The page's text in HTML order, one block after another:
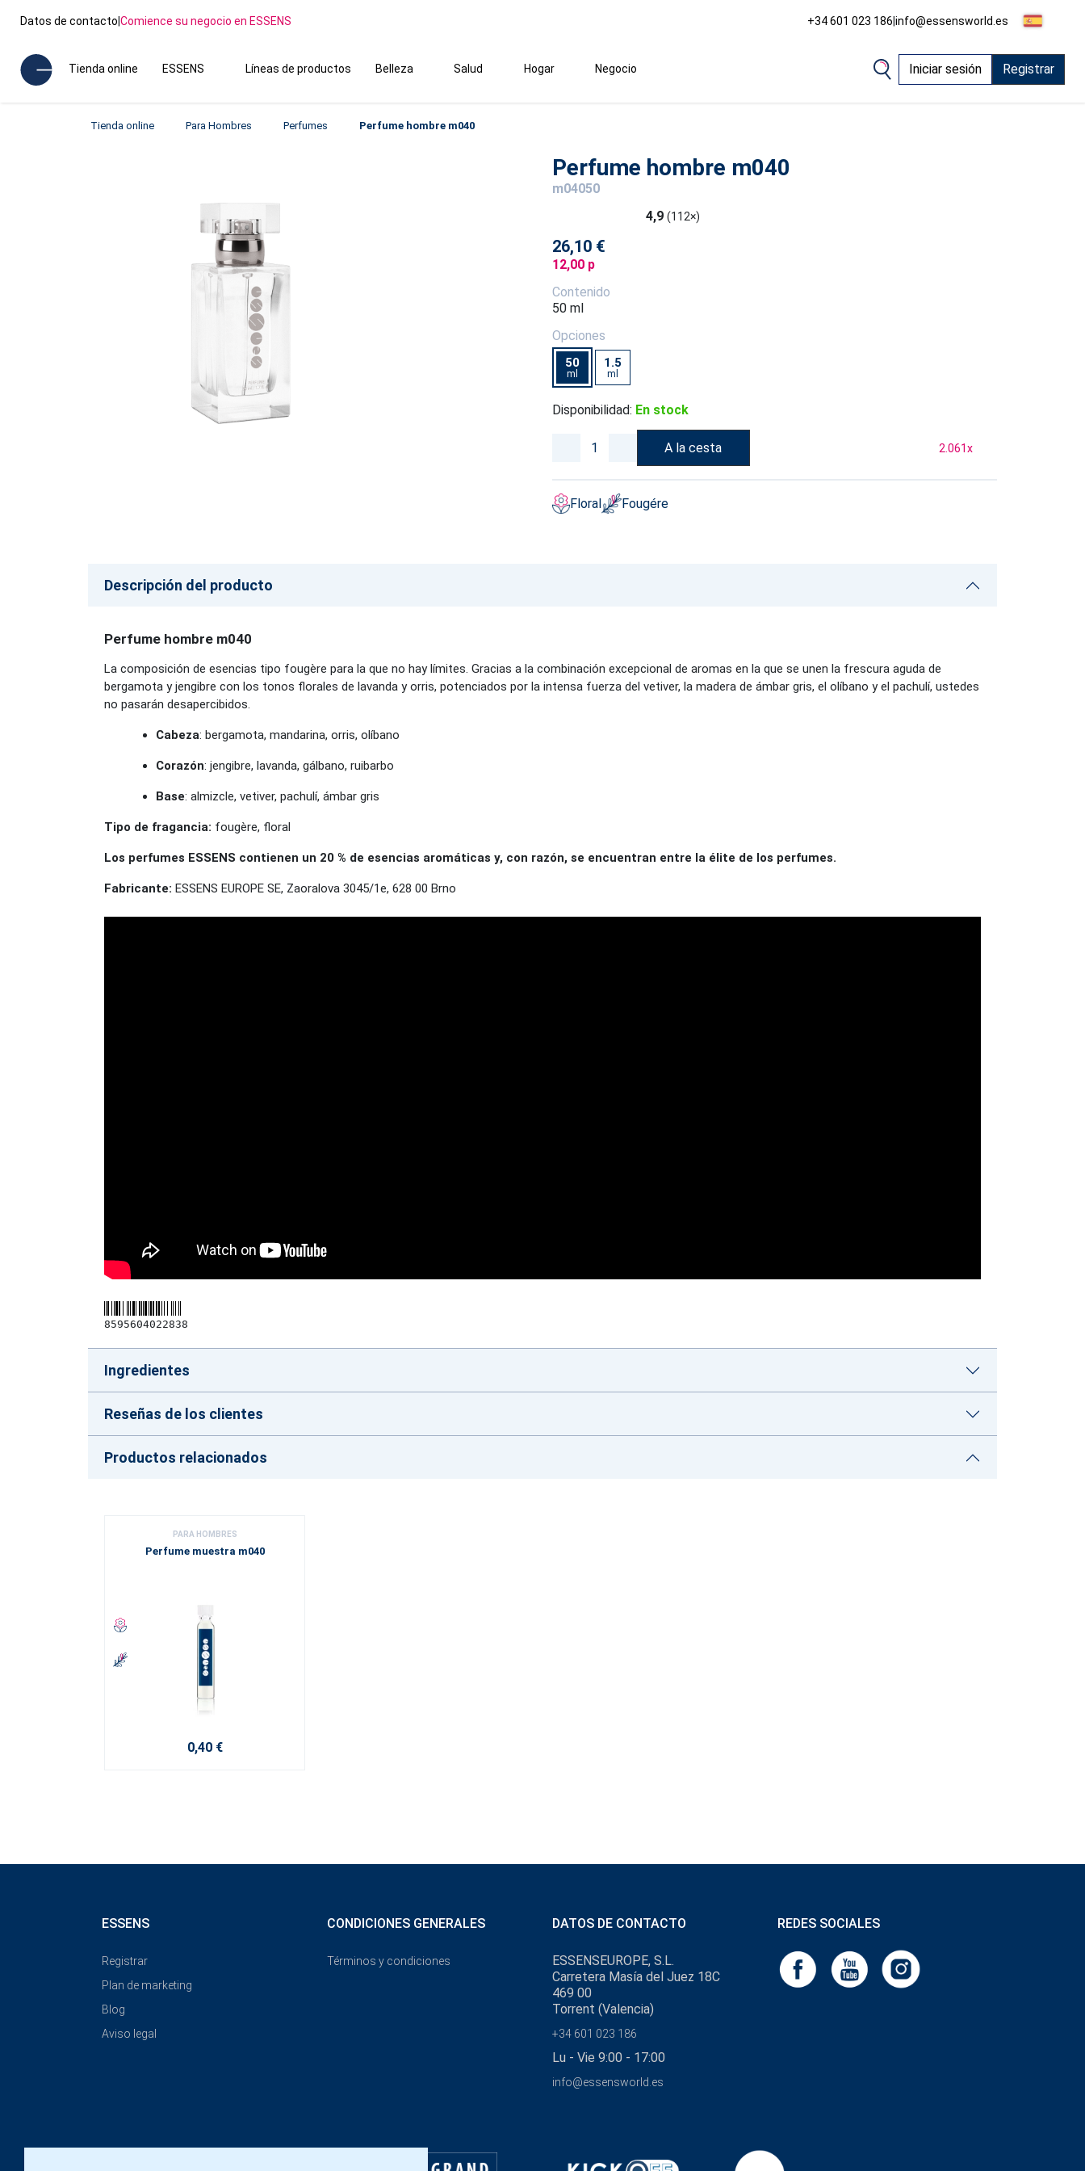
Datos de contacto|Comience su negocio en ESSENS +34 601 023 186|info@essensworld.es
Tienda online ESSENS Líneas de productos Belleza Salud Hogar Negocio Iniciar sesión Registrar
Tienda online Para Hombres Perfumes Perfume hombre m040
Perfume hombre m040
m04050
4,9 (112×)
26,10 €
12,00 p
Contenido
50 ml
Opciones
50
ml
1.5
ml
Disponibilidad: En stock
A la cesta 2.061x
Floral Fougére
Descripción del producto
Perfume hombre m040
La composición de esencias tipo fougère para la que no hay límites. Gracias a la combinación excepcional de aromas en la que se unen la frescura aguda de
bergamota y jengibre con los tonos florales de lavanda y orris, potenciados por la intensa fuerza del vetiver, la madera de ámbar gris, el olíbano y el pachulí, ustedes
no pasarán desapercibidos.
Cabeza: bergamota, mandarina, orris, olíbano
Corazón: jengibre, lavanda, gálbano, ruibarbo
Base: almizcle, vetiver, pachulí, ámbar gris
Tipo de fragancia: fougère, floral
Los perfumes ESSENS contienen un 20 % de esencias aromáticas y, con razón, se encuentran entre la élite de los perfumes.
Fabricante: ESSENS EUROPE SE, Zaoralova 3045/1e, 628 00 Brno
8595604022838
Ingredientes
Reseñas de los clientes
Productos relacionados
PARA HOMBRES
Perfume muestra m040
0,40 €
ESSENS
Registrar
Plan de marketing
Blog
Aviso legal
CONDICIONES GENERALES
Términos y condiciones
DATOS DE CONTACTO
ESSENSEUROPE, S.L.
Carretera Masía del Juez 18C
469 00
Torrent (Valencia)
+34 601 023 186
Lu - Vie 9:00 - 17:00
info@essensworld.es
REDES SOCIALES